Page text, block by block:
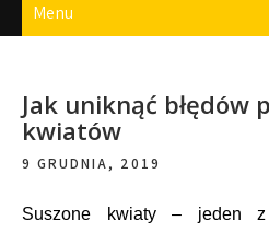
Menu
Jak uniknąć błędów
kwiatów
9 GRUDNIA, 2019
Suszone kwiaty – jeden z